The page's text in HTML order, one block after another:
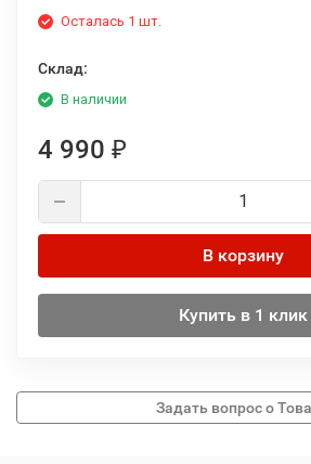
Осталась 1 шт.
Склад:
В наличии
4 990 ₽
В корзину
Купить в 1 клик